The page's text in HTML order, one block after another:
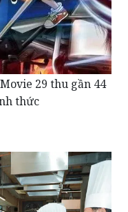
29 thu gần 44
thức